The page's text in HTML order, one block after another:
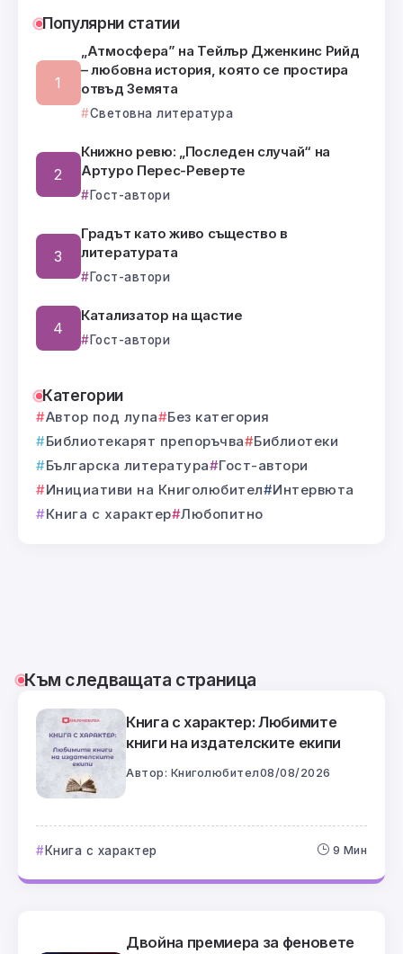
Популярни статии
„Атмосфера” на Тейлър Дженкинс Рийд
– любовна история, която се простира
отвъд Земята
Световна литература
Книжно ревю: „Последен случай“ на
Артуро Перес-Реверте
Гост-автори
Градът като живо същество в
литературата
Гост-автори
Катализатор на щастие
Гост-автори
Категории
Автор под лупа
Без категория
Библиотекарят препоръчва
Библиотеки
Българска литература
Гост-автори
Инициативи на Книголюбител
Интервюта
Книга с характер Любопитно
Към следващата страница
Книга с характер: Любимите
книги на издателските екипи
Автор: Книголюбител08/08/2026
Книга с характер 9 Мин
Двойна премиера за феновете